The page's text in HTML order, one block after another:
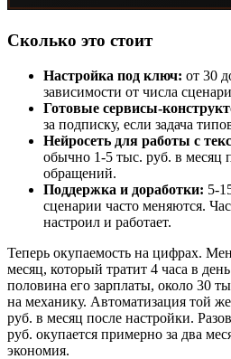
Сколько это стоит
Настройка под ключ: от 30
зависимости от числа
Готовые сервисы-
за подписку, если задача
Нейросеть для работы с
обычно 1-5 тыс. руб. в месяц
обращений.
Поддержка и доработки: 5-
сценарии часто меняются.
настроил и работает.
Теперь окупаемость на цифрах.
месяц, который тратит 4 часа в
половина его зарплаты, около 30
на механику. Автоматизация той
руб. в месяц после настройки.
руб. окупается примерно за два
экономия.